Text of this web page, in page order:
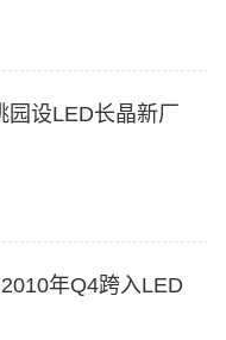
设LED长晶新厂
年Q4跨入LED